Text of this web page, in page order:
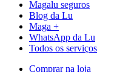
Magalu seguros
Blog da Lu
Maga +
WhatsApp da Lu
Todos os serviços
Comprar na loja